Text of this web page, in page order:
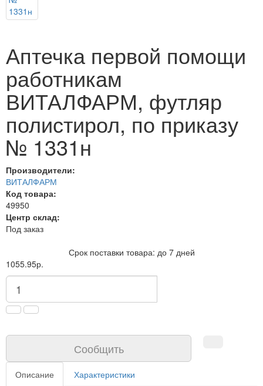
Аптечка первой помощи
работникам
ВИТАЛФАРМ, футляр
полистирол, по приказу
№ 1331н
Производители:
ВИТАЛФАРМ
Код товара:
49950
Центр склад:
Под заказ
Срок поставки товара: до 7 дней
1055.95р.
Сообщить
Описание
Характеристики